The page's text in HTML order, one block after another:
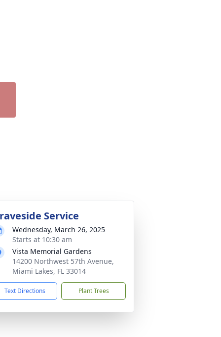
Service
Wednesday, March 26, 2025
Starts at 10:30 am
Vista Memorial Gardens
14200 Northwest 57th Avenue,
Miami Lakes, FL 33014
Text Directions Plant Trees